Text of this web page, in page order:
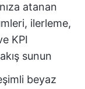
atanan
ilerleme,
KPI
sunun
beyaz